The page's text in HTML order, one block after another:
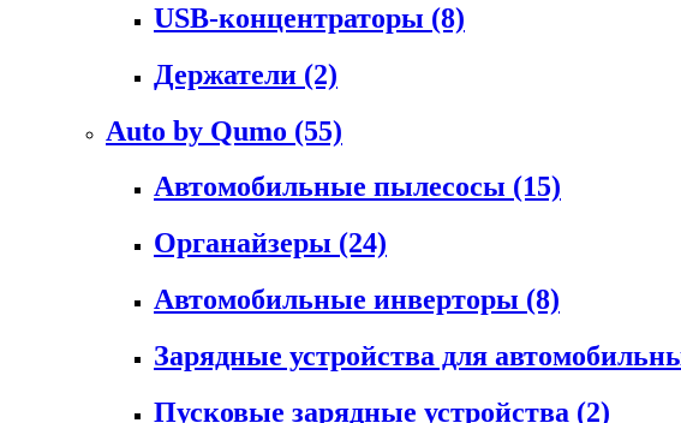
USB-концентраторы (8)
Держатели (2)
Auto by Qumo (55)
Автомобильные пылесосы (15)
Органайзеры (24)
Автомобильные инверторы (8)
Зарядные устройства для
Пусковые зарядные устройства (2)